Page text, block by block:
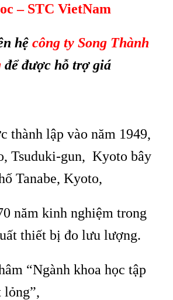
– STC VietNam
hệ công ty Song Thành
để được hỗ trợ giá
thành lập vào năm 1949,
Tsuduki-gun, Kyoto bây
Tanabe, Kyoto,
năm kinh nghiệm trong
thiết bị đo lưu lượng.
“Ngành khoa học tập
lỏng”,